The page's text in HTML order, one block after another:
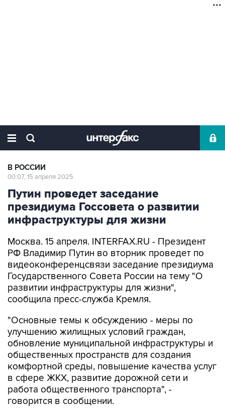
В РОССИИ
00:07, 15 апреля 2025
Путин проведет заседание
президиума Госсовета о развитии
инфраструктуры для жизни
Москва. 15 апреля. INTERFAX.RU - Президент
РФ Владимир Путин во вторник проведет по
видеоконференцсвязи заседание президиума
Государственного Совета России на тему "О
развитии инфраструктуры для жизни",
сообщила пресс-служба Кремля.
"Основные темы к обсуждению - меры по
улучшению жилищных условий граждан,
обновление муниципальной инфраструктуры и
общественных пространств для создания
комфортной среды, повышение качества услуг
в сфере ЖКХ, развитие дорожной сети и
работа общественного транспорта", -
говорится в сообщении.